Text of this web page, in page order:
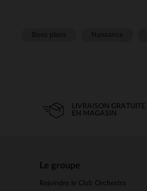
LIVRAISON GRATUITE
EN MAGASIN
Le groupe
Rejoindre le Club Orchestra